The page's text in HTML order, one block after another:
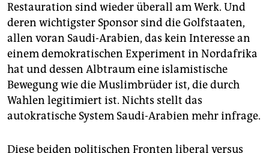
Restauration sind wieder überall am Werk. Und
deren wichtigster Sponsor sind die Golfstaaten,
allen voran Saudi-Arabien, das kein Interesse an
einem demokratischen Experiment in Nordafrika
hat und dessen Albtraum eine islamistische
Bewegung wie die Muslimbrüder ist, die durch
Wahlen legitimiert ist. Nichts stellt das
autokratische System Saudi-Arabien mehr infrage.
Diese beiden politischen Fronten liberal versus